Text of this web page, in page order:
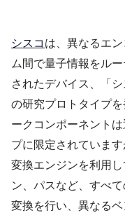
シスコ は、異なるエ
ム間で量子情報をル
されたデバイス、「
の研究プロトタイプ
ークコンポーネント
プに限定されていま
変換エンジンを利用
ン、パスなど、すべ
変換を行い、異なる